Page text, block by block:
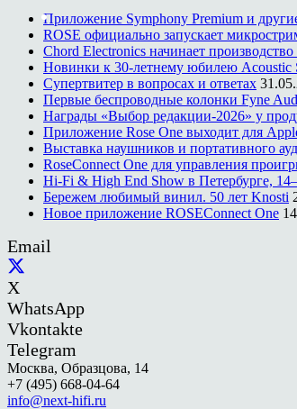
Приложение Symphony Premium и
ROSE официально запускает
Chord Electronics начинает
Новинки к 30-летнему юбилею Acoustic
Супертвитер в вопросах и ответах
Первые беспроводные колонки Fyne
Награды «Выбор редакции-2026» у
Приложение Rose One выходит для
Выставка наушников и портативного
RoseConnect One для управления
Hi-Fi & High End Show в Петербурге,
Бережем любимый винил. 50 лет Knosti
Новое приложение ROSEConnect One
Email
X
WhatsApp
Vkontakte
Telegram
Москва, Образцова, 14
+7 (495) 668-04-64
info@next-hifi.ru